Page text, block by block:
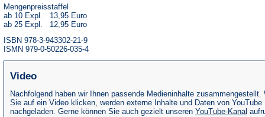
Mengenpreisstaffel
ab 10 Expl. 13,95 Euro
ab 25 Expl. 12,95 Euro
ISBN 978-3-943302-21-9
ISMN 979-0-50226-035-4
Video
Nachfolgend haben wir Ihnen passende Medieninhalte zusammengestellt.
Sie auf ein Video klicken, werden externe Inhalte und Daten von YouTube
nachgeladen. Gerne können Sie auch gezielt unseren YouTube-Kanal